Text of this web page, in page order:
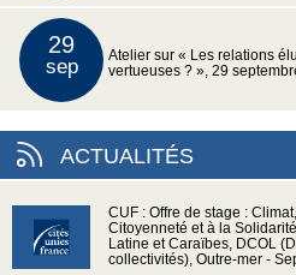
29
sep
Atelier sur « Les relations
vertueuses ? », 29
ACTUALITÉS
CUF : Offre de stage :
Citoyenneté et à la
Latine et Caraïbes, DCOL
collectivités), Outre-mer -